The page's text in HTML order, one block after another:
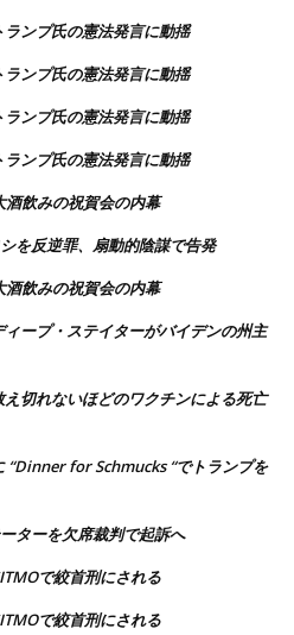
ンプ氏の憲法発言に動揺
ンプ氏の憲法発言に動揺
ンプ氏の憲法発言に動揺
ンプ氏の憲法発言に動揺
飲みの祝賀会の内幕
を反逆罪、扇動的陰謀で告発
飲みの祝賀会の内幕
ープ・ステイターがバイデンの州主
切れないほどのワクチンによる死亡
“Dinner for Schmucks “でトランプを
ターを欠席裁判で起訴へ
で絞首刑にされる
で絞首刑にされる